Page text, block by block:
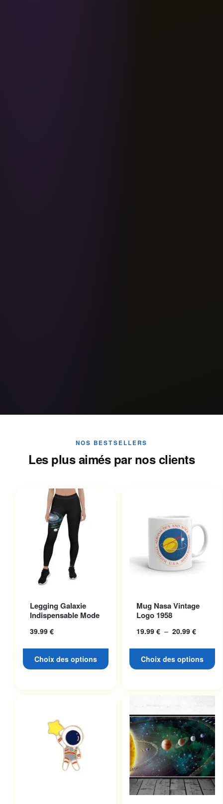
NOS BESTSELLERS
Les plus aimés par nos clients
Legging Galaxie
Indispensable Mode
39.99 €
Choix des options
variations. Les options
peuvent être choisies sur la
page du produit
Mug Nasa Vintage
Logo 1958
19.99 € – 20.99 €
19.99 €
Choix des options
variations. Les options
peuvent être choisies sur la
page du produit